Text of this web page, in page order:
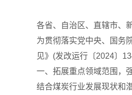
各省、自治区、直辖市、
为贯彻落实党中央、国务
见》(发改运行〔2024〕
一、拓展重点领域范围，
结合煤炭行业发展现状和